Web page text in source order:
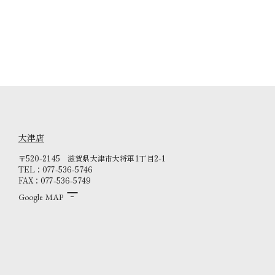
大津店
〒520-2145滋賀県大津市大将軍1丁目2-1
TEL：077-536-5746
FAX：077-536-5749
Google MAP